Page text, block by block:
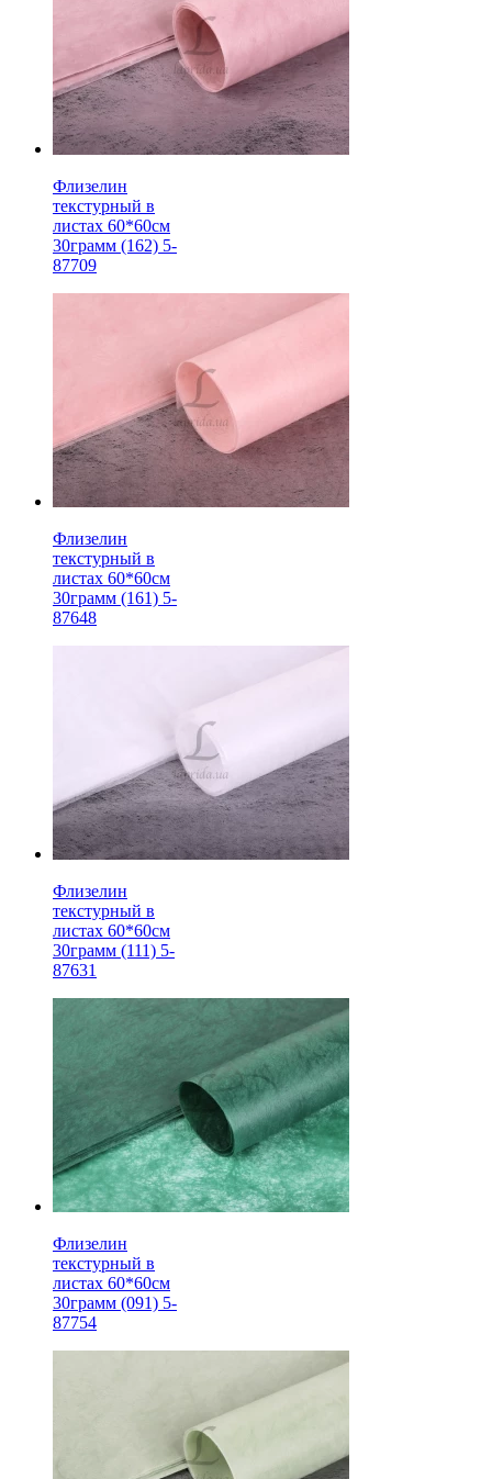
Флизелин
текстурный в
листах 60*60см
30грамм (162) 5-
87709
Флизелин
текстурный в
листах 60*60см
30грамм (161) 5-
87648
Флизелин
текстурный в
листах 60*60см
30грамм (111) 5-
87631
Флизелин
текстурный в
листах 60*60см
30грамм (091) 5-
87754